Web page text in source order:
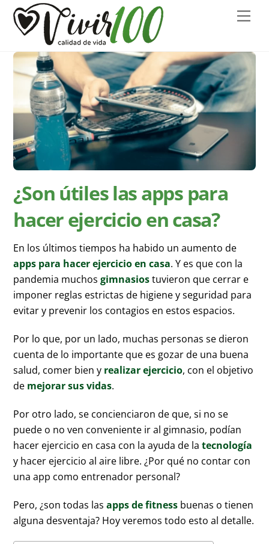
Skip
content
¿Son útiles las apps para
hacer ejercicio en casa?
En los últimos tiempos ha habido un aumento de
apps para hacer ejercicio en casa. Y es que con la
pandemia muchosgimnasiostuvieron que cerrar e
imponer reglas estrictas de higiene y seguridad para
evitar y prevenir los contagios en estos espacios.
Por lo que, por un lado, muchas personas se dieron
cuenta de lo importante que es gozar de una buena
salud, comer bien y realizar ejercicio, con el objetivo
de mejorar sus vidas.
Por otro lado, se concienciaron de que, si no se
puede o no ven conveniente ir al gimnasio, podían
hacer ejercicio en casa con la ayuda de latecnología
y hacer ejercicio al aire libre. ¿Por qué no contar con
una app como entrenador personal?
Pero, ¿son todas lasapps de fitness buenas o tienen
alguna desventaja? Hoy veremos todo esto al detalle.